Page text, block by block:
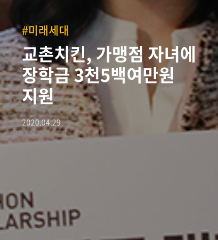
#미래세대
교촌치킨, 가맹점 자녀에
장학금 3천5백여만원
지원
2020.04.29